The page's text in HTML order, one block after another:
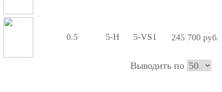
0.5 5-H 5-VS1 245 700 руб.
Выводить по